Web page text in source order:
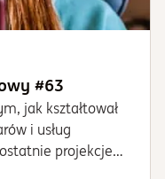
#63
jak kształtował
i usług
projekcje